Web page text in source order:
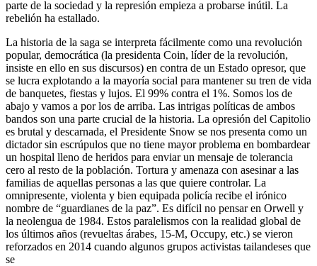
parte de la sociedad y la represión empieza a probarse inútil. La
rebelión ha estallado.
La historia de la saga se interpreta fácilmente como una revolución
popular, democrática (la presidenta Coin, líder de la revolución,
insiste en ello en sus discursos) en contra de un Estado opresor, que
se lucra explotando a la mayoría social para mantener su tren de vida
de banquetes, fiestas y lujos. El 99% contra el 1%. Somos los de
abajo y vamos a por los de arriba. Las intrigas políticas de ambos
bandos son una parte crucial de la historia. La opresión del Capitolio
es brutal y descarnada, el Presidente Snow se nos presenta como un
dictador sin escrúpulos que no tiene mayor problema en bombardear
un hospital lleno de heridos para enviar un mensaje de tolerancia
cero al resto de la población. Tortura y amenaza con asesinar a las
familias de aquellas personas a las que quiere controlar. La
omnipresente, violenta y bien equipada policía recibe el irónico
nombre de “guardianes de la paz”. Es difícil no pensar en Orwell y
la neolengua de 1984. Estos paralelismos con la realidad global de
los últimos años (revueltas árabes, 15-M, Occupy, etc.) se vieron
reforzados en 2014 cuando algunos grupos activistas tailandeses que
se